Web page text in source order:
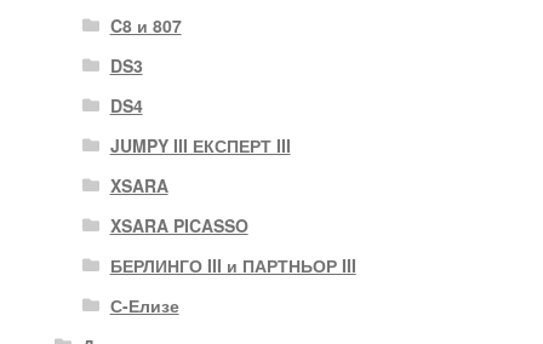
C8 и 807
DS3
DS4
JUMPY III ЕКСПЕРТ III
XSARA
XSARA PICASSO
БЕРЛИНГО III и ПАРТНЬОР III
С-Елизе